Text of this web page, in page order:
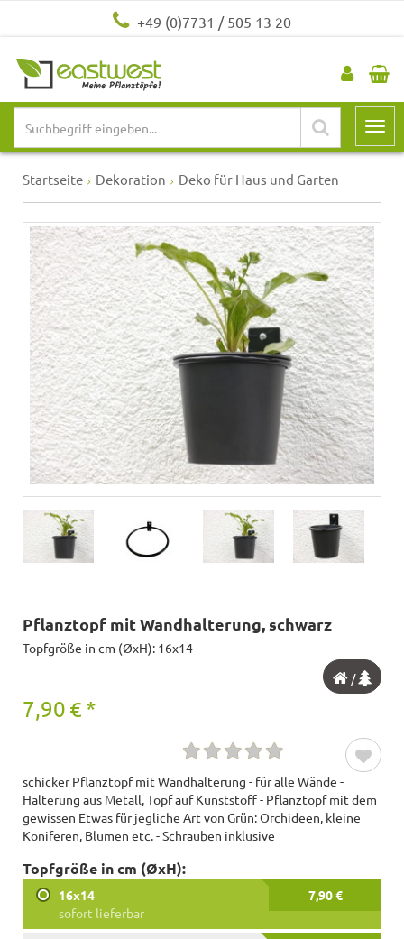
+49 (0)7731 / 505 13 20
Startseite Dekoration Deko für Haus und Garten
Pflanztopf mit Wandhalterung, schwarz
Topfgröße in cm (ØxH): 16x14
/
7,90 € *
schicker Pflanztopf mit Wandhalterung - für alle Wände -
Halterung aus Metall, Topf auf Kunststoff - Pflanztopf mit dem
gewissen Etwas für jegliche Art von Grün: Orchideen, kleine
Koniferen, Blumen etc. - Schrauben inklusive
Topfgröße in cm (ØxH):
16x14
7,90 €
sofort lieferbar